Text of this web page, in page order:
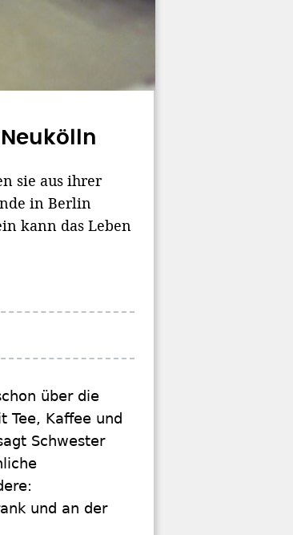
sie aus ihrer
in Berlin
kann das Leben
über die
Tee, Kaffee und
Schwester
und an der